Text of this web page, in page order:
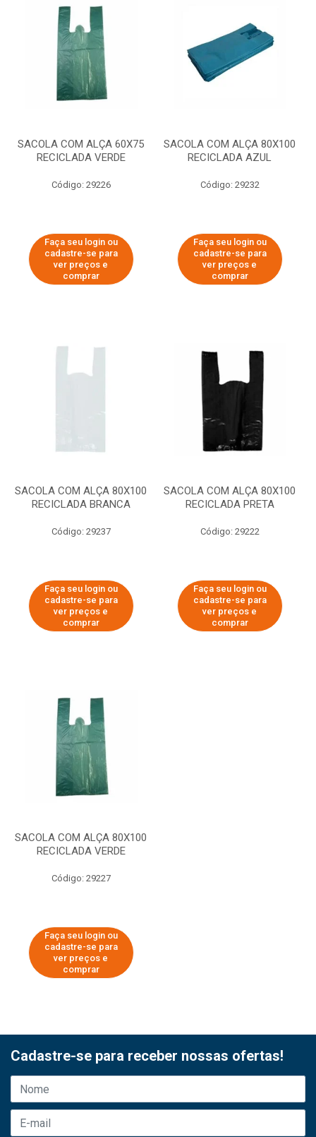
SACOLA COM ALÇA 60X75
RECICLADA VERDE
Código: 29226
Faça seu login ou
cadastre-se para
ver preços e
comprar
SACOLA COM ALÇA 80X100
RECICLADA AZUL
Código: 29232
Faça seu login ou
cadastre-se para
ver preços e
comprar
SACOLA COM ALÇA 80X100
RECICLADA BRANCA
Código: 29237
Faça seu login ou
cadastre-se para
ver preços e
comprar
SACOLA COM ALÇA 80X100
RECICLADA PRETA
Código: 29222
Faça seu login ou
cadastre-se para
ver preços e
comprar
SACOLA COM ALÇA 80X100
RECICLADA VERDE
Código: 29227
Faça seu login ou
cadastre-se para
ver preços e
comprar
Cadastre-se para receber nossas ofertas!